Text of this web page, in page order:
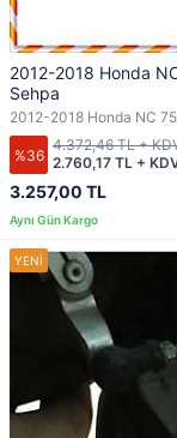
2012-2018 Honda
Sehpa
2012-2018 Honda NC
%36
3.257,00 TL
2.760,17 TL +
4.372,46 TL +